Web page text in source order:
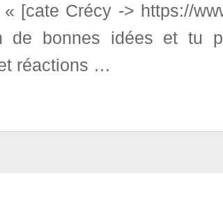
[cate Crécy -> https://
de bonnes idées et tu
réactions …